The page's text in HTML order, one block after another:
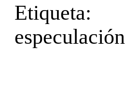
Etiqueta:
especulación